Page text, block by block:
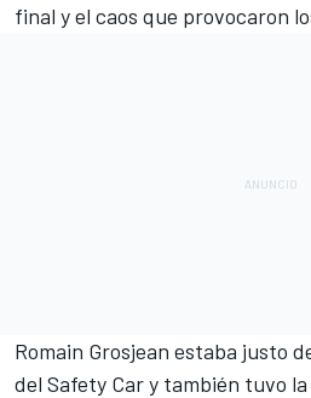
final y el caos que provocaron
Romain Grosjean estaba justo
del Safety Car y también tuvo